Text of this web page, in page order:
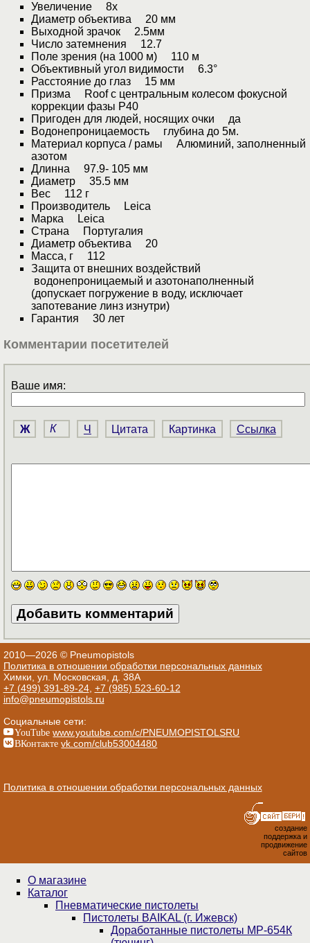
Увеличение 8x
Диаметр объектива 20 мм
Выходной зрачок 2.5мм
Число затемнения 12.7
Поле зрения (на 1000 м) 110 м
Объективный угол видимости 6.3°
Расстояние до глаз 15 мм
Призма Roof с центральным колесом фокусной
коррекции фазы P40
Пригоден для людей, носящих очки да
Водонепроницаемость глубина до 5м.
Материал корпуса / рамы Алюминий, заполненный
азотом
Длинна 97.9- 105 мм
Диаметр 35.5 мм
Вес 112 г
Производитель Leica
Марка Leica
Страна Португалия
Диаметр объектива 20
Масса, г 112
Защита от внешних воздействий
водонепроницаемый и азотонаполненный
(допускает погружение в воду, исключает
запотевание линз изнутри)
Гарантия 30 лет
Комментарии посетителей
Ваше имя:
Ж К Ч Цитата Картинка Ссылка
2010—2026 © Pneumopistols
Политика в отношении обработки персональных данных
Химки, ул. Московская, д. 38А
+7 (499) 391-89-24, +7 (985) 523-60-12
info@pneumopistols.ru
Социальные сети:
YouTube www.youtube.com/c/PNEUMOPISTOLSRU
ВКонтакте vk.com/club53004480
Политика в отношении обработки персональных данных
создание
поддержка и
продвижение
сайтов
О магазине
Каталог
Пнев­ма­ти­чес­кие пистолеты
Пистолеты BAIKAL (г. Ижевск)
Доработанные пистолеты МР-654К